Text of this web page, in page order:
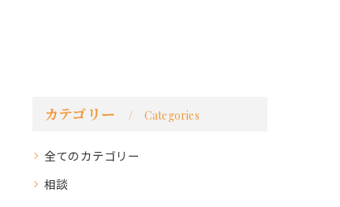
カテゴリー Categories
全てのカテゴリー
相談